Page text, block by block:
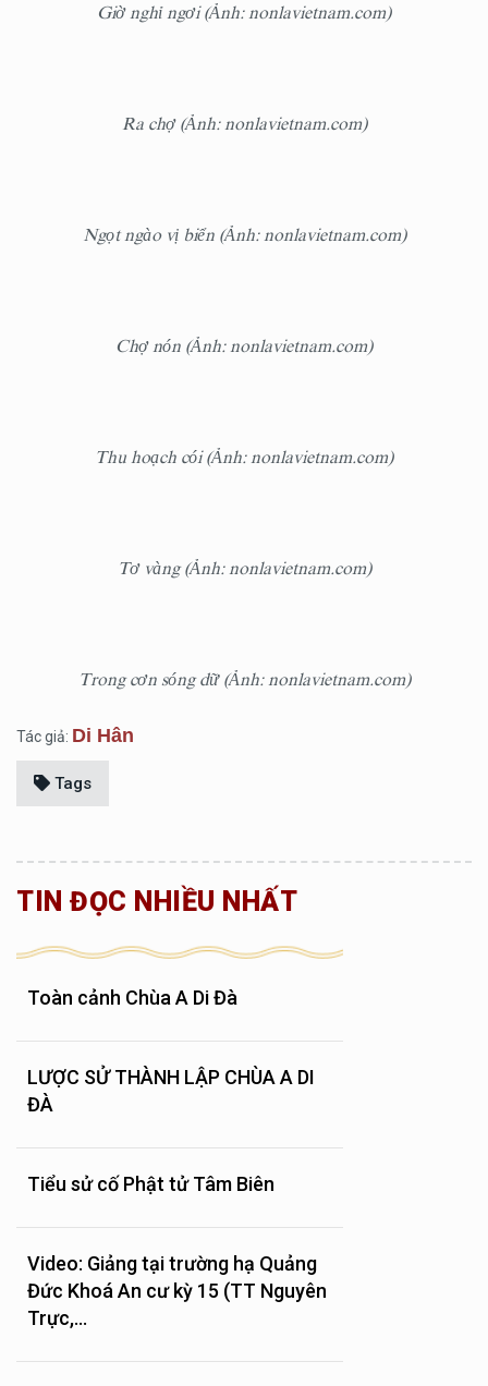
Giờ nghỉ ngơi (Ảnh: nonlavietnam.com)
Ra chợ (Ảnh: nonlavietnam.com)
Ngọt ngào vị biển (Ảnh: nonlavietnam.com)
Chợ nón (Ảnh: nonlavietnam.com)
Thu hoạch cói (Ảnh: nonlavietnam.com)
Tơ vàng (Ảnh: nonlavietnam.com)
Trong cơn sóng dữ (Ảnh: nonlavietnam.com)
Tác giả: Di Hân
Tags
TIN ĐỌC NHIỀU NHẤT
Toàn cảnh Chùa A Di Đà
LƯỢC SỬ THÀNH LẬP CHÙA A DI
ĐÀ
Tiểu sử cố Phật tử Tâm Biên
Video: Giảng tại trường hạ Quảng
Đức Khoá An cư kỳ 15 (TT Nguyên
Trực,...